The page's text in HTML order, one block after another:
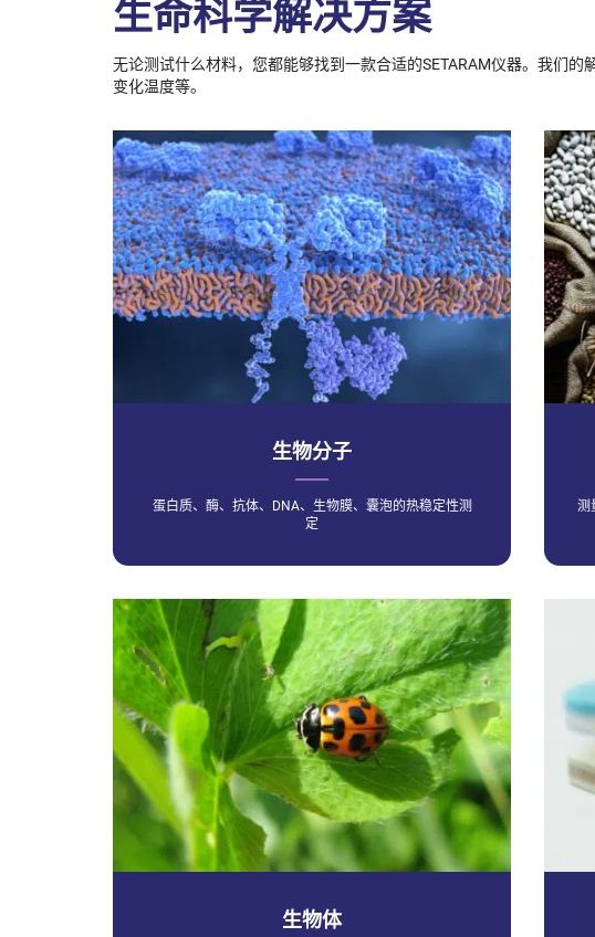
生命科学解决方案
无论测试什么材料，您都能够找到一款合适的SETARAM仪器。我们
变化温度等。
生物分子
蛋白质、酶、抗体、DNA、生物膜、囊泡的热稳定性测
定
测
生物体